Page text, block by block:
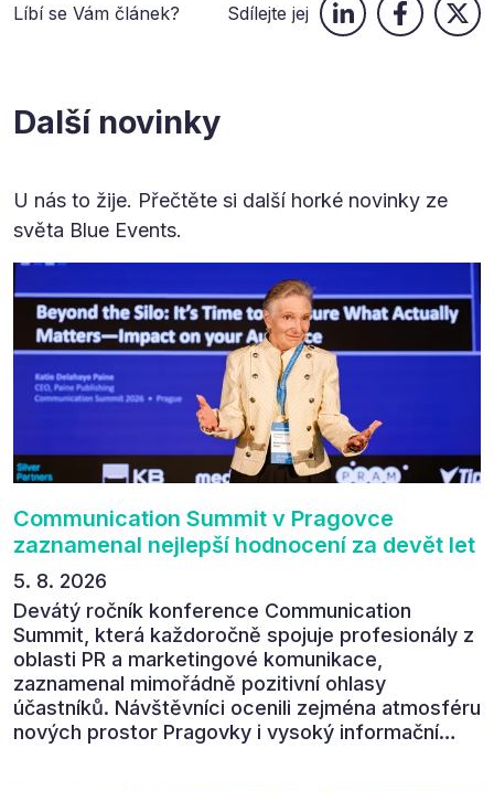
Líbí se Vám článek? Sdílejte jej
Další novinky
U nás to žije. Přečtěte si další horké novinky ze
světa Blue Events.
Communication Summit v Pragovce
zaznamenal nejlepší hodnocení za devět let
5. 8. 2026
Devátý ročník konference Communication
Summit, která každoročně spojuje profesionály z
oblasti PR a marketingové komunikace,
zaznamenal mimořádně pozitivní ohlasy
účastníků. Návštěvníci ocenili zejména atmosféru
nových prostor Pragovky i vysoký informační